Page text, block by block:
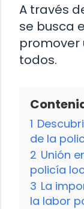
A través
se busca
promover
todos.
1
de la
2 Unión
policía
3 La
la labor